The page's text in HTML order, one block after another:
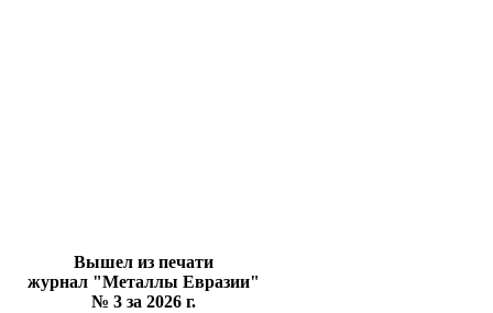
Вышел из печати
журнал "Металлы Евразии"
№ 3 за 2026 г.